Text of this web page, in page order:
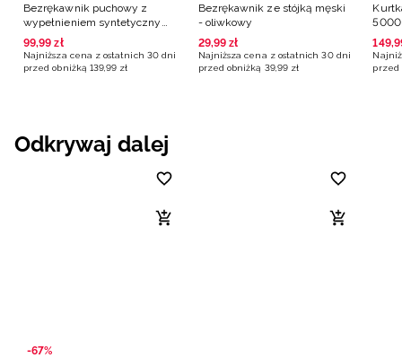
Bezrękawnik puchowy z
wypełnieniem syntetycznym
męski - oliwkowy
99,99 zł
Najniższa cena z ostatnich 30 dni
przed obniżką 139,99 zł
Bezrękawnik ze stójką męski
- oliwkowy
29,99 zł
Najniższa cena z ostatnich 30 dni
przed obniżką 39,99 zł
5000
149,
przed
Odkrywaj dalej
-67%